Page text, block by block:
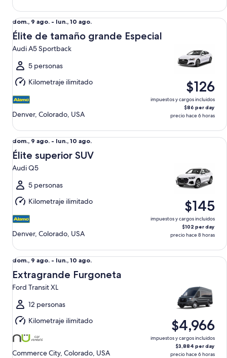
Del
dom.,
9
ago.
al
lun.,
10
ago.
dom., 9 ago. - lun., 10 ago.
Élite de tamaño grande Especial
Audi A5 Sportback
5 personas
Kilometraje ilimitado
Denver, Colorado, USA
$126
impuestos y cargos incluidos
$86 per day
precio hace 6 horas
Élite de tamaño grande Especial Audi A5 Sportback
Del
dom.,
9
ago.
al
lun.,
10
ago.
dom., 9 ago. - lun., 10 ago.
Élite superior SUV
Audi Q5
5 personas
Kilometraje ilimitado
Denver, Colorado, USA
$145
impuestos y cargos incluidos
$102 per day
precio hace 8 horas
Élite superior SUV Audi Q5
Del
dom.,
9
ago.
al
lun.,
10
ago.
dom., 9 ago. - lun., 10 ago.
Extragrande Furgoneta
Ford Transit XL
12 personas
Kilometraje ilimitado
Commerce City, Colorado, USA
$4,966
impuestos y cargos incluidos
$3,884 per day
precio hace 6 horas
Extragrande Furgoneta Ford Transit XL